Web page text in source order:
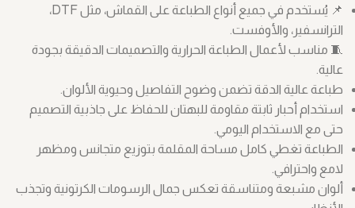
📌 يُستخدم في جميع أنواع الطباعة على القماش، مثل DTF،
الترانسفير، والأوفست.
🧵 مناسب لأعمال الطباعة الحرارية والتصميمات الدقيقة بجودة
عالية.
طباعة عالية الدقة تضمن وضوح التفاصيل وحيوية الألوان.
استخدام أحبار ثابتة مقاومة للبهتان للحفاظ على جاذبية التصميم
حتى مع الاستخدام اليومي.
الطباعة تغطي كامل مساحة المقلمة بتوزيع متجانس ومظهر
لامع واحترافي.
ألوان مشبعة ومتناسقة تعكس جمال الرسومات الكرتونية وتجذب